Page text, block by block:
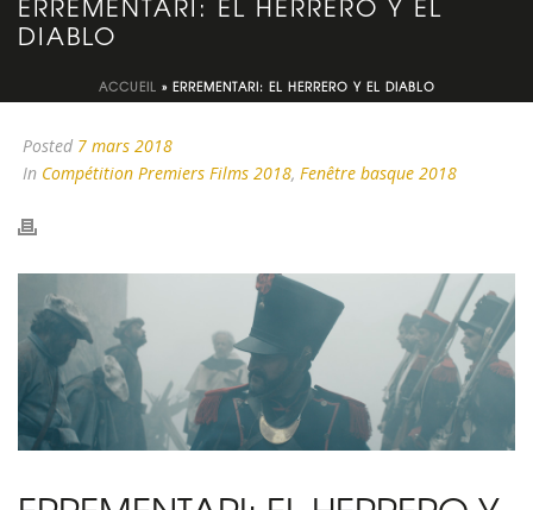
ERREMENTARI: EL HERRERO Y EL
DIABLO
ACCUEIL » ERREMENTARI: EL HERRERO Y EL DIABLO
Posted 7 mars 2018
In Compétition Premiers Films 2018, Fenêtre basque 2018